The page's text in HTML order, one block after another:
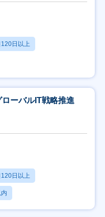
日以上
ーバルIT戦略推進
日以上